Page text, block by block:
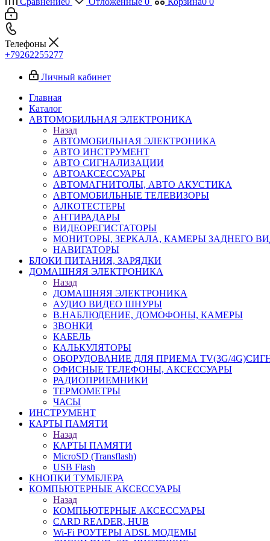
Телефоны
+79262255277
Личный кабинет
Главная
Каталог
АВТОМОБИЛЬНАЯ ЭЛЕКТРОНИКА
Назад
АВТОМОБИЛЬНАЯ ЭЛЕКТРОНИКА
АВТО ИНСТРУМЕНТ
АВТО СИГНАЛИЗАЦИИ
АВТОАКСЕССУАРЫ
АВТОМАГНИТОЛЫ, АВТО АКУСТИКА
АВТОМОБИЛЬНЫЕ ТЕЛЕВИЗОРЫ
АЛКОТЕСТЕРЫ
АНТИРАДАРЫ
ВИДЕОРЕГИСТАТОРЫ
МОНИТОРЫ, ЗЕРКАЛА, КАМЕРЫ ЗАДНЕГО
НАВИГАТОРЫ
БЛОКИ ПИТАНИЯ, ЗАРЯДКИ
ДОМАШНЯЯ ЭЛЕКТРОНИКА
Назад
ДОМАШНЯЯ ЭЛЕКТРОНИКА
АУДИО ВИДЕО ШНУРЫ
В.НАБЛЮДЕНИЕ, ДОМОФОНЫ, КАМЕРЫ
ЗВОНКИ
КАБЕЛЬ
КАЛЬКУЛЯТОРЫ
ОБОРУДОВАНИЕ ДЛЯ ПРИЕМА TV(3G/
ОФИСНЫЕ ТЕЛЕФОНЫ, АКСЕССУАРЫ
РАДИОПРИЕМНИКИ
ТЕРМОМЕТРЫ
ЧАСЫ
ИНСТРУМЕНТ
КАРТЫ ПАМЯТИ
Назад
КАРТЫ ПАМЯТИ
MicroSD (Transflash)
USB Flash
КНОПКИ ТУМБЛЕРА
КОМПЬЮТЕРНЫЕ АКСЕССУАРЫ
Назад
КОМПЬЮТЕРНЫЕ АКСЕССУАРЫ
CARD READER, HUB
Wi-Fi РОУТЕРЫ ADSL МОДЕМЫ